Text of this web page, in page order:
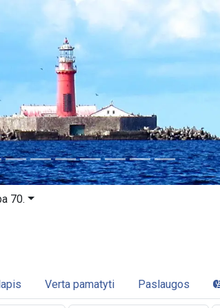
70.
delta.
Verta pamatyti Paslaugos